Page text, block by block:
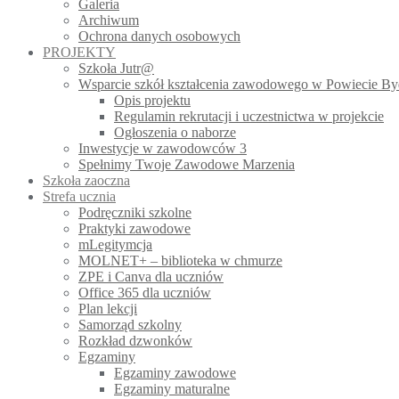
Galeria
Archiwum
Ochrona danych osobowych
PROJEKTY
Szkoła Jutr@
Wsparcie szkół kształcenia zawodowego w Powiecie
Opis projektu
Regulamin rekrutacji i uczestnictwa w projekcie
Ogłoszenia o naborze
Inwestycje w zawodowców 3
Spełnimy Twoje Zawodowe Marzenia
Szkoła zaoczna
Strefa ucznia
Podręczniki szkolne
Praktyki zawodowe
mLegitymcja
MOLNET+ – biblioteka w chmurze
ZPE i Canva dla uczniów
Office 365 dla uczniów
Plan lekcji
Samorząd szkolny
Rozkład dzwonków
Egzaminy
Egzaminy zawodowe
Egzaminy maturalne